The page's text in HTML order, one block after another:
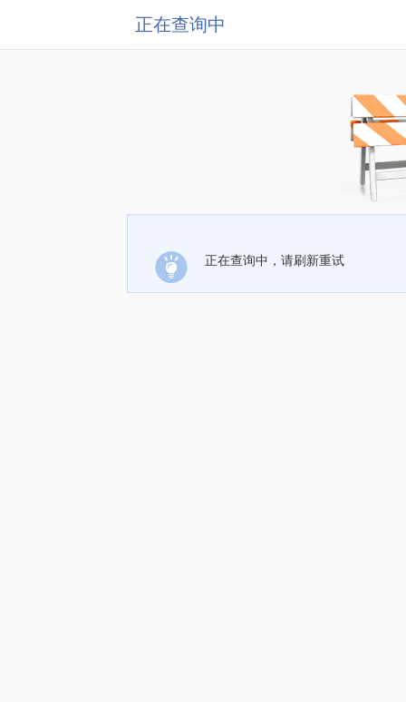
正在查询中
正在查询中，请刷新重试